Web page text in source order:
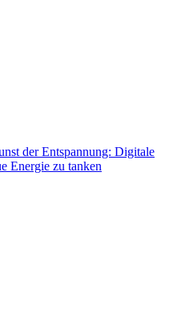
der Entspannung: Digitale
Energie zu tanken